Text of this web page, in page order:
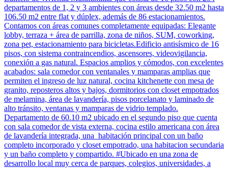
departamentos de 1, 2 y 3 ambientes con áreas desde 32.50 m2 hasta
106.50 m2 entre flat y dúplex, además de 86 estacionamientos.
Contamos con áreas comunes completamente equipadas: Elegante
lobby, terraza + área de parrilla, zona de niños, SUM, coworking,
zona pet, estacionamiento para bicicletas.Edificio antisísmico de 16
pisos, con sistema contraincendios, ascensores, videovigilancia,
conexión a gas natural. Espacios amplios y cómodos, con excelentes
acabados: sala comedor con ventanales y mamparas amplias que
permiten el ingreso de luz natural, cocina kitchenette con mesa de
granito, reposteros altos y bajos, dormitorios con closet empotrados
de melamina, área de lavandería, pisos porcelanato y laminado de
alto tránsito, ventanas y mamparas de vidrio templado.
Departamento de 60.10 m2 ubicado en el segundo piso que cuenta
con sala comedor de vista externa, cocina estilo americana con área
de lavandería integrada, una habitación principal con un baño
completo incorporado y closet empotrado, una habitacion secundaria
y un baño completo y compartido. #Ubicado en una zona de
desarrollo local muy cerca de parques, colegios, universidades, a